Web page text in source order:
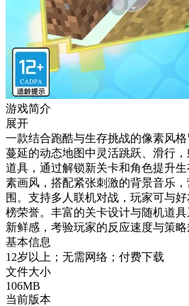
游戏简介
展开
一款结合跑酷与生存挑战的像素风
蔓延的动态地图中灵活跳跃、滑行
道具，通过解锁新关卡和角色提升
素画风，搭配紧张刺激的背景音乐
围。支持多人联机对战，玩家可与
榜荣誉。丰富的关卡设计与随机道
新鲜感，考验玩家的反应速度与策略
基本信息
12岁以上；无需网络；付费下载
文件大小
106MB
当前版本